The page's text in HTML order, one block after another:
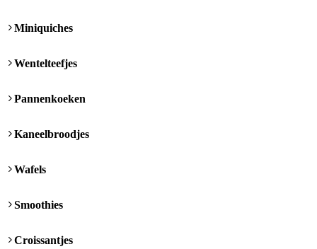
Miniquiches
Wentelteefjes
Pannenkoeken
Kaneelbroodjes
Wafels
Smoothies
Croissantjes